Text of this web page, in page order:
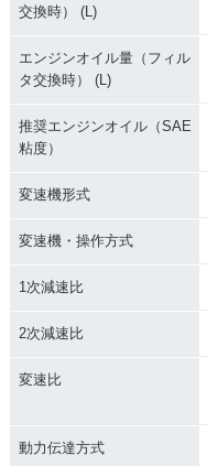
交換時） (L)
エンジンオイル量（フィル
タ交換時） (L)
推奨エンジンオイル（SAE
粘度）
変速機形式
変速機・操作方式
1次減速比
2次減速比
変速比
動力伝達方式